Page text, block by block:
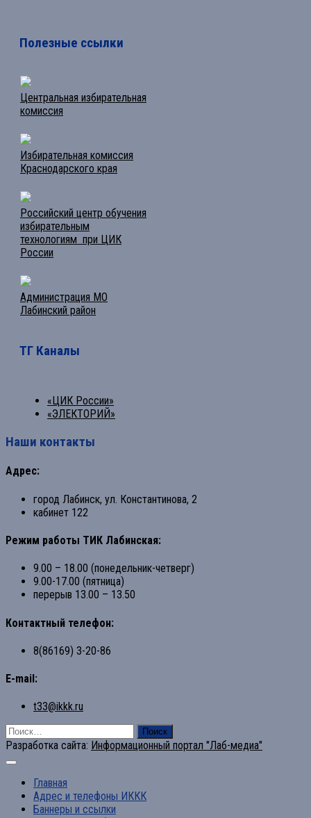
Полезные ссылки
Центральная избирательная
комиссия
Избирательная комиссия
Краснодарского края
Российский центр обучения
избирательным
технологиям при ЦИК
России
Администрация МО
Лабинский район
ТГ Каналы
«ЦИК России»
«ЭЛЕКТОРИЙ»
Наши контакты
Адрес:
город Лабинск, ул. Константинова, 2
кабинет 122
Режим работы ТИК Лабинская:
9.00 – 18.00 (понедельник-четверг)
9.00-17.00 (пятница)
перерыв 13.00 – 13.50
Контактный телефон:
8(86169) 3-20-86
E-mail:
t33@ikkk.ru
Найти:
Разработка сайта: Информационный портал "Лаб-медиа"
Главная
Адрес и телефоны ИККК
Баннеры и ссылки